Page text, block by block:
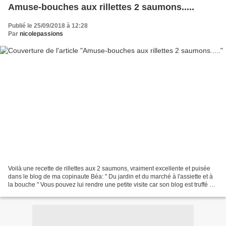
Amuse-bouches aux rillettes 2 saumons.....
Publié le 25/09/2018 à 12:28
Par nicolepassions
Voilà une recette de rillettes aux 2 saumons, vraiment excellente et puisée
dans le blog de ma copinaute Béa: " Du jardin et du marché à l'assiette et à
la bouche " Vous pouvez lui rendre une petite visite car son blog est truffé de